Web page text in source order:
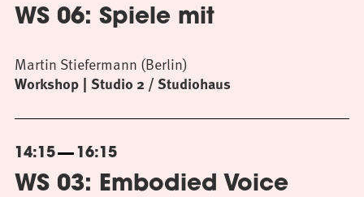
WS 06: Spiele mit
Workshop Studio 2 / Studiohaus
Martin Stiefermann (Berlin)
14:15 16:15
WS 03: Embodied Voice